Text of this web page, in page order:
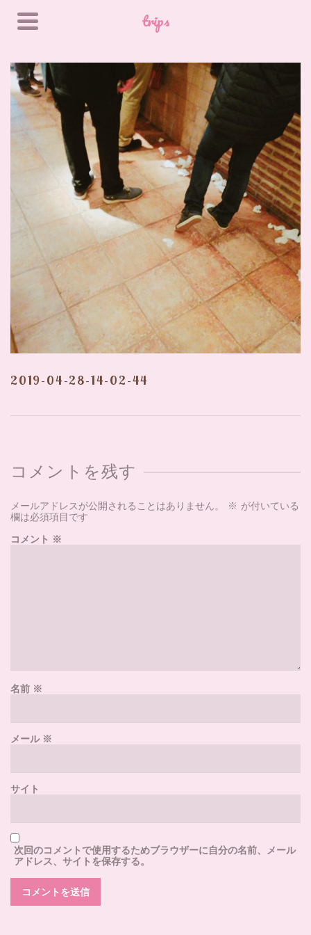
trips
2019-04-28-14-02-44
コメントを残す
メールアドレスが公開されることはありません。 ※ が付いている
欄は必須項目です
コメント ※
名前 ※
メール※
サイト
次回のコメントで使用するためブラウザーに自分の名前、メール
アドレス、サイトを保存する。